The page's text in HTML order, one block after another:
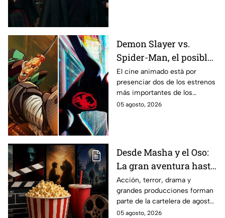
Demon Slayer vs.
Spider-Man, el posible
gran enfrentamiento
en taquilla del 2027
El cine animado está por
presenciar dos de los estrenos
más importantes de los
últimos años.
05 agosto, 2026
Desde Masha y el Oso:
La gran aventura hasta
El Final de la Calle Oak
con Anne Hathaway.
Esta es la lista
Acción, terror, drama y
grandes producciones forman
parte de la cartelera de agosto
en México.
05 agosto, 2026